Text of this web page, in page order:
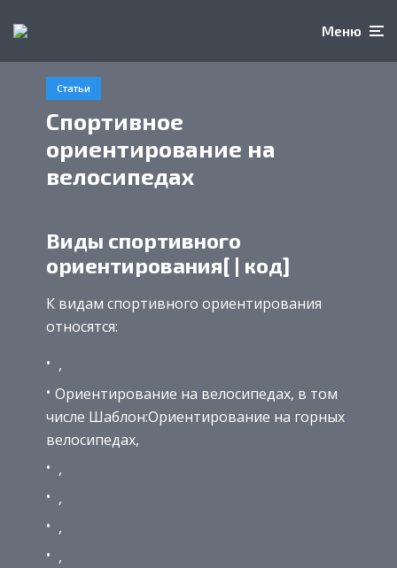
Меню
Статьи
Спортивное
ориентирование на
велосипедах
Виды спортивного
ориентирования[ | код]
К видам спортивного ориентирования
относятся:
,
Ориентирование на велосипедах, в том
числе Шаблон:Ориентирование на горных
велосипедах,
,
,
,
,